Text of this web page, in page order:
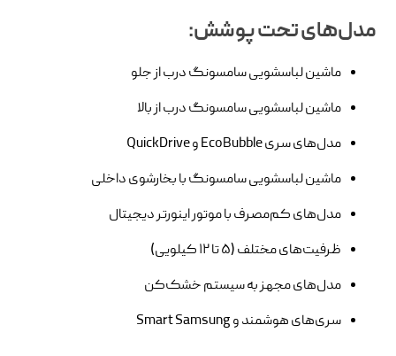
مدل‌های تحت پوشش:
ماشین لباسشویی سامسونگ درب از جلو
ماشین لباسشویی سامسونگ درب از بالا
مدل‌های سری EcoBubble و QuickDrive
ماشین لباسشویی سامسونگ با بخارشوی داخلی
مدل‌های کم‌مصرف با موتور اینورتر دیجیتال
ظرفیت‌های مختلف (۵ تا ۱۲ کیلویی)
مدل‌های مجهز به سیستم خشک‌کن
سری‌های هوشمند و Smart Samsung